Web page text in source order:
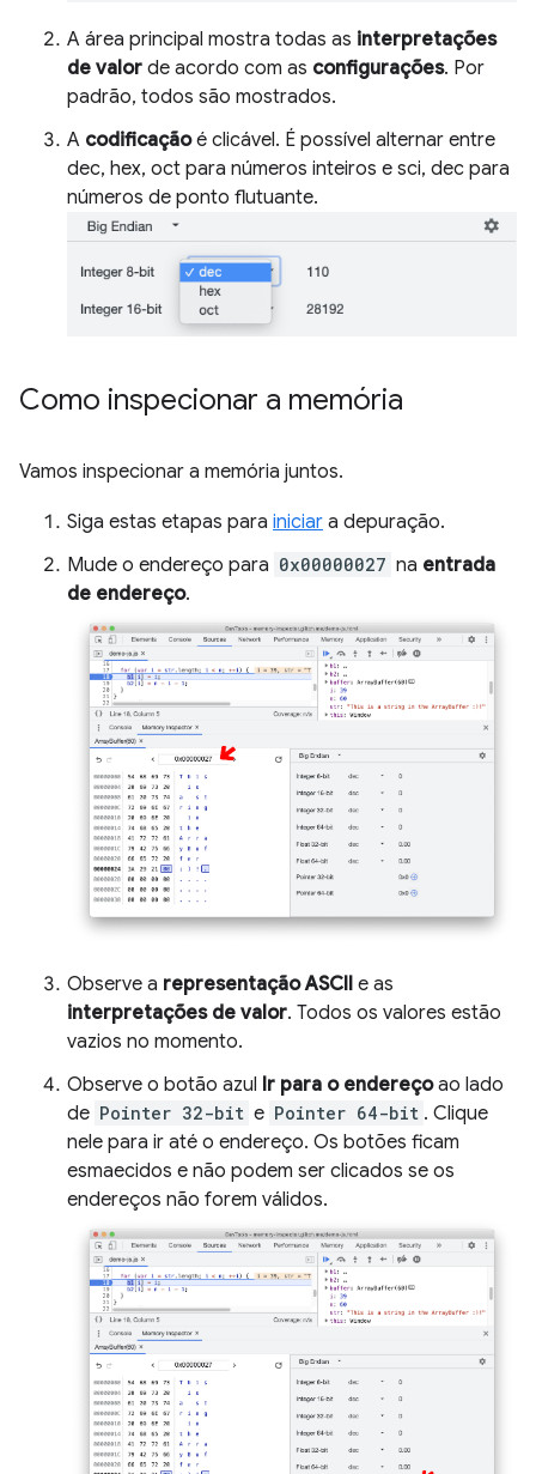
A área principal mostra todas as interpretações
de valor de acordo com as configurações. Por
padrão, todos são mostrados.
A codificaçãoé clicável. É possível alternar entre
dec, hex, oct para números inteiros e sci, dec para
números de ponto flutuante.
Como inspecionar a memória
Vamos inspecionar a memória juntos.
Siga estas etapas para iniciar a depuração.
Mude o endereço para 0x00000027 na entrada
de endereço.
Observe a representação ASCII e as
interpretações de valor. Todos os valores estão
vazios no momento.
Observe o botão azul Ir para o endereçoao lado
de Pointer 32-bit e Pointer 64-bit . Clique
nele para ir até o endereço. Os botões ficam
esmaecidos e não podem ser clicados se os
endereços não forem válidos.